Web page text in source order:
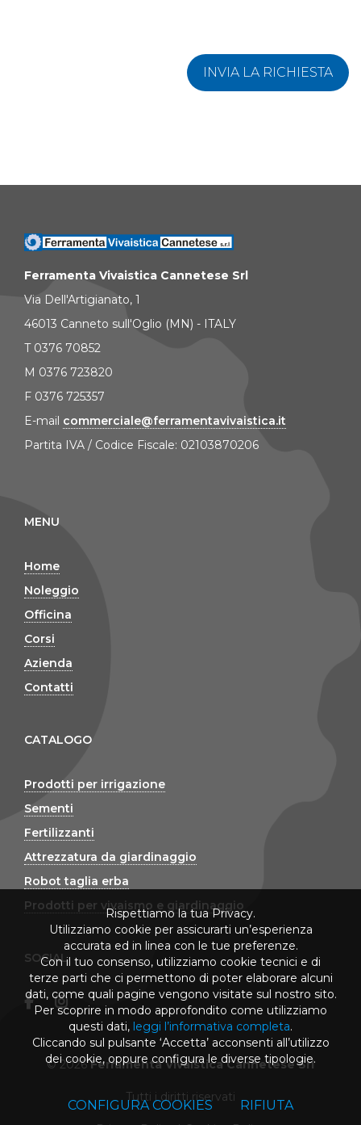
INVIA LA RICHIESTA
Ferramenta Vivaistica Cannetese Srl
Via Dell'Artigianato, 1
46013 Canneto sull'Oglio (MN) - ITALY
T 0376 70852
M 0376 723820
F 0376 725357
E-mail commerciale@ferramentavivaistica.it
Partita IVA / Codice Fiscale: 02103870206
MENU
Home
Noleggio
Officina
Corsi
Azienda
Contatti
CATALOGO
Prodotti per irrigazione
Sementi
Fertilizzanti
Attrezzatura da giardinaggio
Robot taglia erba
Prodotti per vivaismo e giardinaggio
SOCIAL
© 2026Ferramenta Vivaistica Cannetese Srl
Tutti i diritti riservati
Rispettiamo la tua Privacy.
Utilizziamo cookie per assicurarti un’esperienza
accurata ed in linea con le tue preferenze.
Con il tuo consenso, utilizziamo cookie tecnici e di
terze parti che ci permettono di poter elaborare alcuni
dati, come quali pagine vengono visitate sul nostro sito.
Per scoprire in modo approfondito come utilizziamo
questi dati, leggi l’informativa completa.
Cliccando sul pulsante ‘Accetta’ acconsenti all’utilizzo
dei cookie, oppure configura le diverse tipologie.
CONFIGURA COOKIES RIFIUTA